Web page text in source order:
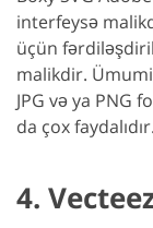
interfeysə
üçün
malikdir. Ümumi
JPG və ya PNG
da çox faydalıdır.
4.